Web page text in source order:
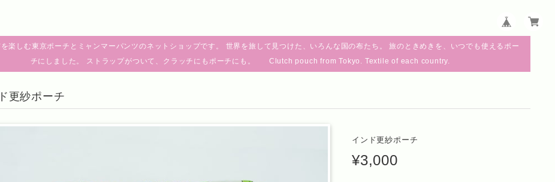
楽しむ東京ポーチとミャンマーパンツのネットショップです。 世界を旅して見つけた、いろんな国の布たち。 旅のときめきを、いつでも使えるポー
チにしました。 ストラップがついて、クラッチにもポーチにも。 Clutch pouch from Tokyo. Textile of each country.
更紗ポーチ
インド更紗ポーチ
¥3,000